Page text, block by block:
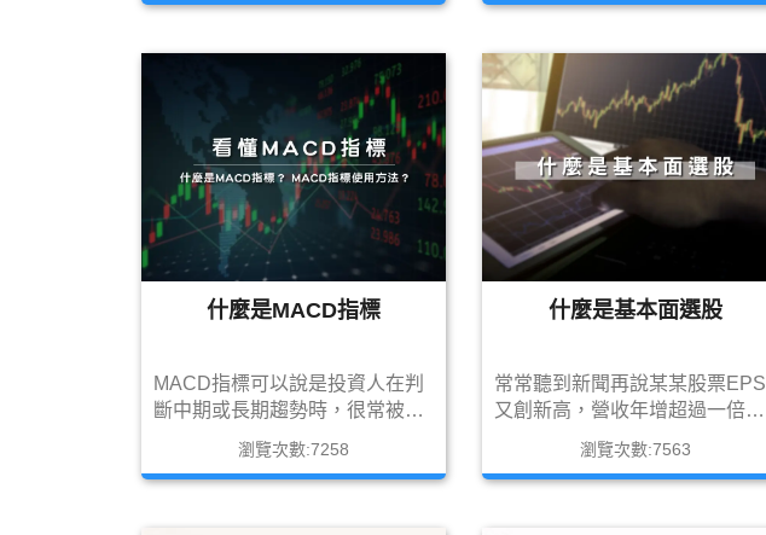
<複委託>交易美股的費用如何計
些心得給各位投資人參考吧!!
什麼是MACD指標
MACD指標可以說是投資人在判
斷中期或長期趨勢時，很常被使
用到的指標，而且有許多投資人
都認為MACD是波段判斷最精準
的參考依據，既然是這麼好用的
瀏覽次數:7258
什麼是基本面選股
常常聽到新聞再說某某股票EPS
又創新高，營收年增超過一倍，
配息多少，殖利率多少..等，這些
利用股票的基本面去分析股票的
方法，都是稱為基本面選股，<
瀏覽次數:7563